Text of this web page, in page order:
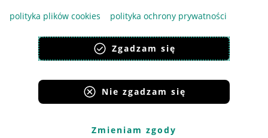
polityka plików cookies
polityka ochrony prywatności
Zgadzam się
Nie zgadzam się
Zmieniam zgody
Korzystanie z serwisu oznacza akceptacjęregulaminu